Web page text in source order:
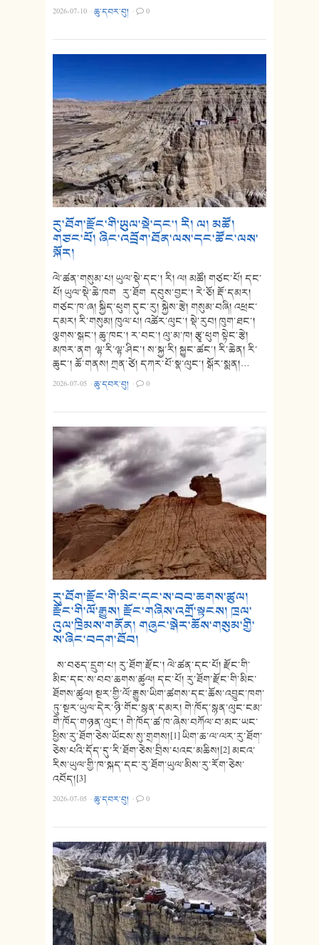
2026-07-10 ·ཆུ་དབར་བུ། · 0
རུ་ཐོག་རྫོང་གི་ཡུལ་སྡེ་དང་། རི། ལ། མཚོ།
གཙང་པོ། ཞིང་འབྲོག་ཐོན་ལས་དང་ཚོང་ལས་
སྐོར།
ལེ་ཚན་གསུམ་པ། ཡུལ་སྡེ་དང་། རི། ལ། མཚོ། གཙང་པོ། དང་
པོ། ཡུལ་སྡེ་ཆེ་ཁག རུ་ཐོག དབུས་བྱང་། རེ་ཅོ། རྡོ་དམར།
གཙང་ཁ་ཞ། སྐྱིད་ཕུག དུང་རུ། སྐྱེས་རྩེ། གསུམ་བཞི། འཕྲང་
དམར། རི་གསུམ། ཁུལ་པ། འཚེར་ལུང་། སྡེ་རུབ། ཁུག་ཐང་།
ལྕགས་སྒང་། ཆུ་ཁང་། ར་བང་། ལུ་མ་ཁ། རྩྭ་ཕུག སྟེང་རྩེ།
མཁར་ནག ལྷ་རི་ལྷ་ཤིང་། ས་སྐྱ་རི། སྐྱུང་ཚང་། རི་ཆེན། རི་
ཆུང་། ཆོ་གནས། ཀྲན་ཙེ། དཀར་པོ་སྣ་ལུང་། སྒོར་སྨན།…
2026-07-05 ·ཆུ་དབར་བུ། · 0
རུ་ཐོག་རྫོང་གི་མིང་དང་ས་བབ་ཆགས་ཚུལ།
རྫོང་གི་ལོ་རྒྱུས། རྫོང་གཞིས་འགྲོ་སྟངས། ཁྲལ་
འུལ་ཁྲིམས་གནོན། གཞུང་སྒེར་ཆོས་གསུམ་གྱི་
ས་ཞིང་བདག་ཐོབ།
ས་བཅད་དྲུག་པ། རུ་ཐོག་རྫོང་། ལེ་ཚན་དང་པོ། རྫོང་གི་
མིང་དང་ས་བབ་ཆགས་ཚུལ། དང་པོ། རུ་ཐོག་རྫོང་གི་མིང་
ཐོགས་ཚུལ། སྔར་གྱི་ལོ་རྒྱུས་ཡིག་ཚགས་དང་ཆོས་འབྱུང་ཁག་
ཏུ་སྔར་ཡུལ་དེར་ཉི་གོང་སྙན་དམར། གེ་ཁོད་སྙན་ལུང་ངམ་
གེ་ཁོད་གཉན་ལུང་། གེ་ཁོད་ཚ་ཁ་ཞེས་བཀོལ་བ་མང་ཡང་
ཕྱིས་རུ་ཐོག་ཅེས་ཡོངས་སུ་གྲགས།[1] ཡིག་ཆ་ལ་ལར་རུ་ཐོག་
ཅེས་པའི་དོད་དུ་རི་ཐོག་ཅེས་བྲིས་པའང་མཆིས།[2] མངའ་
རིས་ཡུལ་གྱི་ཁ་སྐད་དང་རུ་ཐོག་ཡུལ་མིས་རུ་རོག་ཅེས་
འབོད།[3]
2026-07-05 ·ཆུ་དབར་བུ། · 0